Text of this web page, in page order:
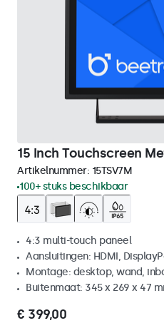
15 Inch Touchscreen
Artikelnummer: 15TSV7M
100+ stuks beschikbaar
4:3 multi-touch paneel
Aansluitingen: HDMI,
Montage: desktop, wand,
Buitenmaat: 345 x 269 x 47
€ 399,00